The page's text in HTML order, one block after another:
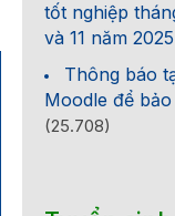
tốt nghiệp
và 11 năm 2025
Thông báo
Moodle để
(25.708)